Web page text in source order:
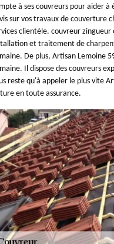
à ses couvreurs pour aider à
sur vos travaux de couverture
clientèle. couvreur
et traitement de
De plus, Artisan Lemoine
Il dispose des couvreurs
reste qu'à appeler le plus vite
en toute assurance.